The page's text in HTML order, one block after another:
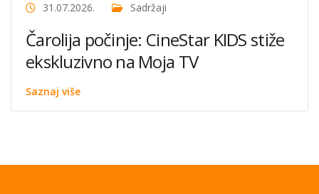
31.07.2026. Sadržaji
Čarolija počinje: CineStar KIDS stiže
ekskluzivno na Moja TV
Saznaj više